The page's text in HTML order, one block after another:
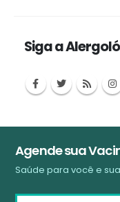
Siga a
Agende sua
Saúde para você e